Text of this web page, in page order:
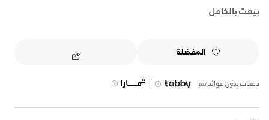
بيعت بالكامل
المفضلة
دفعات بدون فوائد مع |